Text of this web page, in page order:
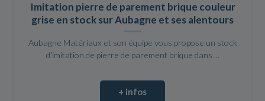
Imitation pierre de parement brique couleur
grise en stock sur Aubagne et ses alentours
Aubagne Matériaux et son équipe vous propose un stock
d'imitation de pierre de parement brique dans ...
+ infos